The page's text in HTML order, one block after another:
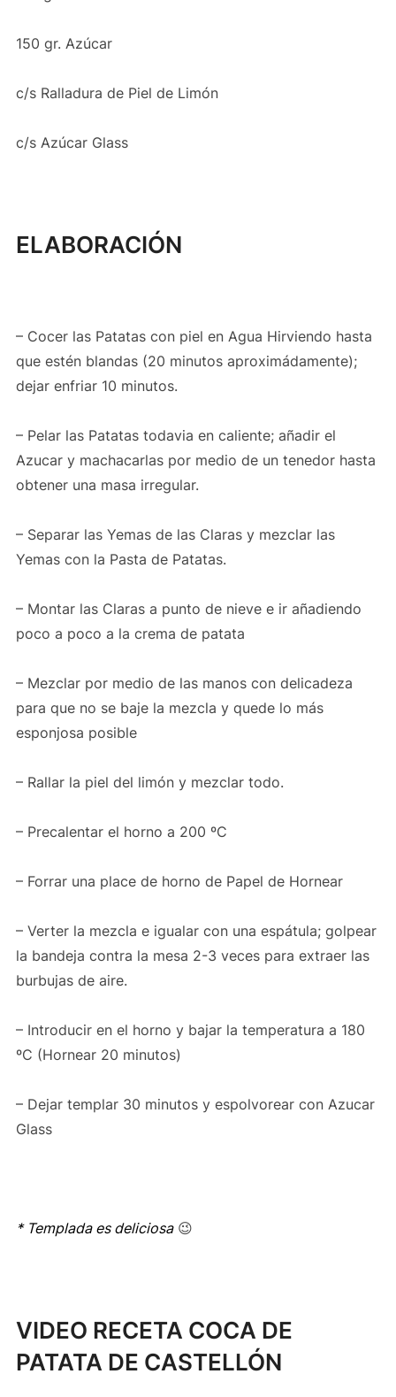
150 gr. Azúcar
c/s Ralladura de Piel de Limón
c/s Azúcar Glass
ELABORACIÓN
– Cocer las Patatas con piel en Agua Hirviendo hasta
que estén blandas (20 minutos aproximádamente);
dejar enfriar 10 minutos.
– Pelar las Patatas todavia en caliente; añadir el
Azucar y machacarlas por medio de un tenedor hasta
obtener una masa irregular.
– Separar las Yemas de las Claras y mezclar las
Yemas con la Pasta de Patatas.
– Montar las Claras a punto de nieve e ir añadiendo
poco a poco a la crema de patata
– Mezclar por medio de las manos con delicadeza
para que no se baje la mezcla y quede lo más
esponjosa posible
– Rallar la piel del limón y mezclar todo.
– Precalentar el horno a 200 ºC
– Forrar una place de horno de Papel de Hornear
– Verter la mezcla e igualar con una espátula; golpear
la bandeja contra la mesa 2-3 veces para extraer las
burbujas de aire.
– Introducir en el horno y bajar la temperatura a 180
ºC (Hornear 20 minutos)
– Dejar templar 30 minutos y espolvorear con Azucar
Glass
* Templada es deliciosa😉
VIDEO RECETA COCA DE
PATATA DE CASTELLÓN